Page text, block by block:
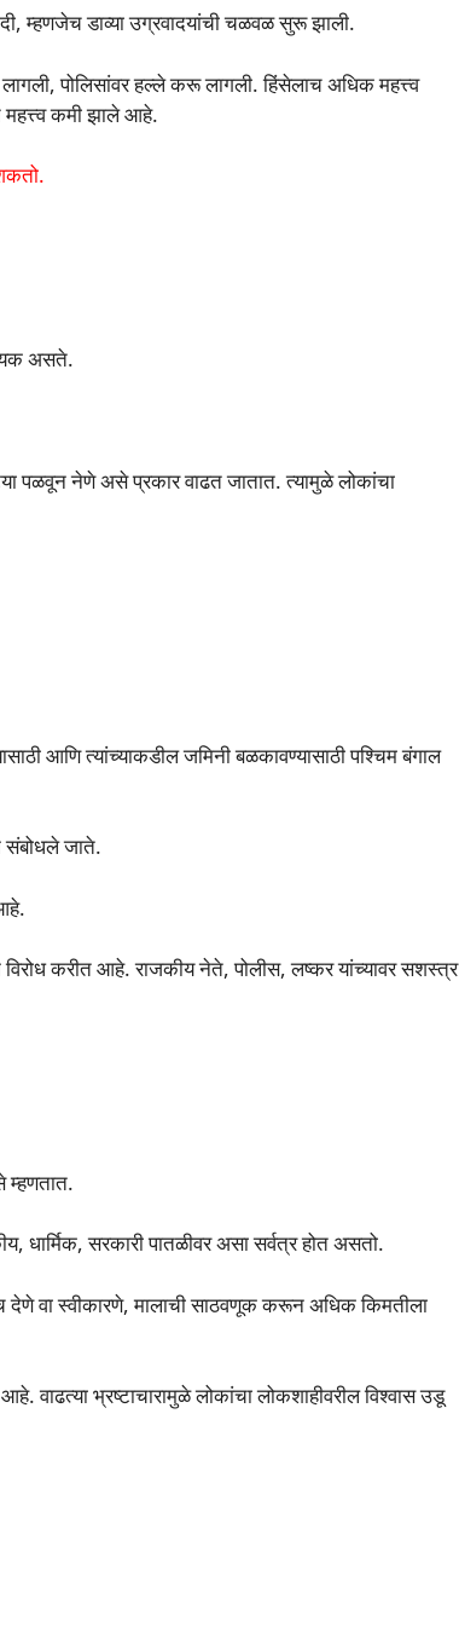
म्हणजेच डाव्या उग्रवादयांची चळवळ सुरू झाली.
पोलिसांवर हल्ले करू लागली. हिंसेलाच अधिक महत्त्व
कमी झाले आहे.
असते.
पळवून नेणे असे प्रकार वाढत जातात. त्यामुळे लोकांचा
आणि त्यांच्याकडील जमिनी बळकावण्यासाठी पश्चिम बंगाल
संबोधले जाते.
करीत आहे. राजकीय नेते, पोलीस, लष्कर यांच्यावर सशस्त्र
म्हणतात.
सरकारी पातळीवर असा सर्वत्र होत असतो.
देणे वा स्वीकारणे, मालाची साठवणूक करून अधिक किमतीला
वाढत्या भ्रष्टाचारामुळे लोकांचा लोकशाहीवरील विश्वास उडू